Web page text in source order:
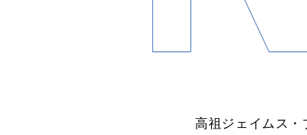
高祖ジェイムス・